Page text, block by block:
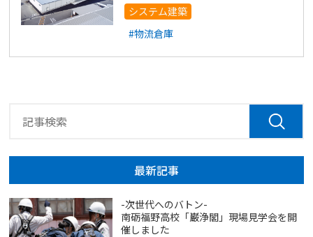
システム建築
#物流倉庫
最新記事
-次世代へのバトン-
南砺福野高校「巌浄閣」現場見学会を開
催しました